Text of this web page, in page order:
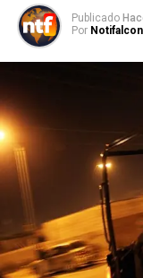
Publicado
Por Notifalcon